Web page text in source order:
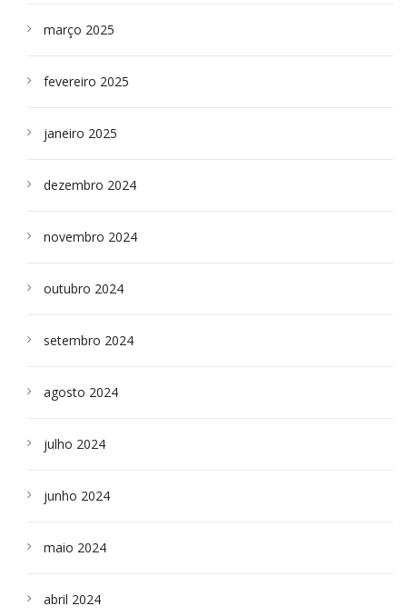
março 2025
fevereiro 2025
janeiro 2025
dezembro 2024
novembro 2024
outubro 2024
setembro 2024
agosto 2024
julho 2024
junho 2024
maio 2024
abril 2024